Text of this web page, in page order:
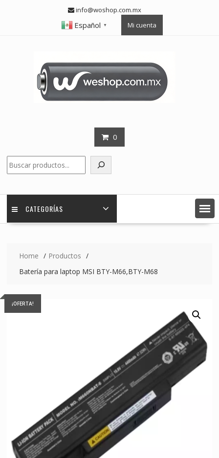
info@woshop.com.mx
Español ▼ Mi cuenta
0
CATEGORÍAS
Home
Productos
Batería para laptop MSI BTY-M66,BTY-M68
¡OFERTA!